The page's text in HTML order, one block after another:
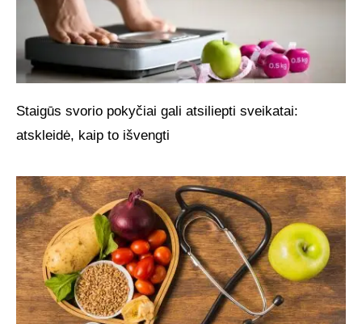
Staigūs svorio pokyčiai gali atsiliepti sveikatai:
atskleidė, kaip to išvengti